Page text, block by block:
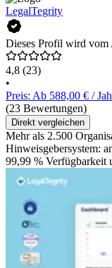
LegalTegrity
Dieses Profil wird vom
4,8 (23)
•
Preis: Ab 588,00 € /
(23 Bewertungen)
Direkt vergleichen
Mehr als 2.500
Hinweisgebersystem:
99,99 % Verfügbarkeit